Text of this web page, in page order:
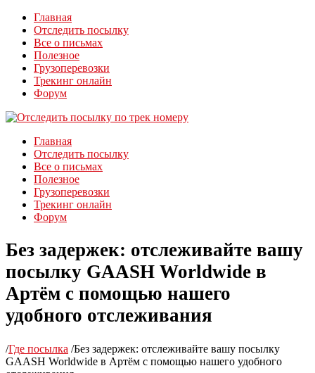
Главная
Отследить посылку
Все о письмах
Полезное
Грузоперевозки
Трекинг онлайн
Форум
Главная
Отследить посылку
Все о письмах
Полезное
Грузоперевозки
Трекинг онлайн
Форум
Без задержек: отслеживайте вашу
посылку GAASH Worldwide в
Артём с помощью нашего
удобного отслеживания
/Где посылка /Без задержек: отслеживайте вашу посылку
GAASH Worldwide в Артём с помощью нашего удобного